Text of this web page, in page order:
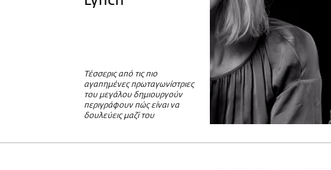
Τέσσερις από τις πιο
αγαπημένες πρωταγωνίστριες
του μεγάλου δημιουργούν
περιγράφουν πώς είναι να
δουλεύεις μαζί του